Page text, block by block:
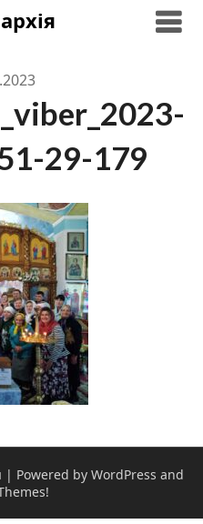
29-179
| Powered by WordPress and